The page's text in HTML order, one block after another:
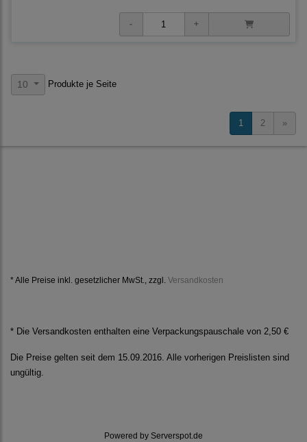
10 Produkte je Seite
1 2 »
* Alle Preise inkl. gesetzlicher MwSt., zzgl. Versandkosten
* Die Versandkosten enthalten eine Verpackungspauschale von 2,50 €
Die Preise gelten seit dem 15.09.2016. Alle vorherigen Preislisten sind
ungültig.
Powered by Serverspot.de